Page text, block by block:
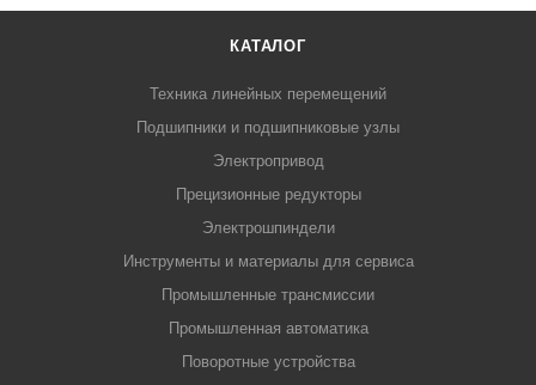
КАТАЛОГ
Техника линейных перемещений
Подшипники и подшипниковые узлы
Электропривод
Прецизионные редукторы
Электрошпиндели
Инструменты и материалы для сервиса
Промышленные трансмиссии
Промышленная автоматика
Поворотные устройства